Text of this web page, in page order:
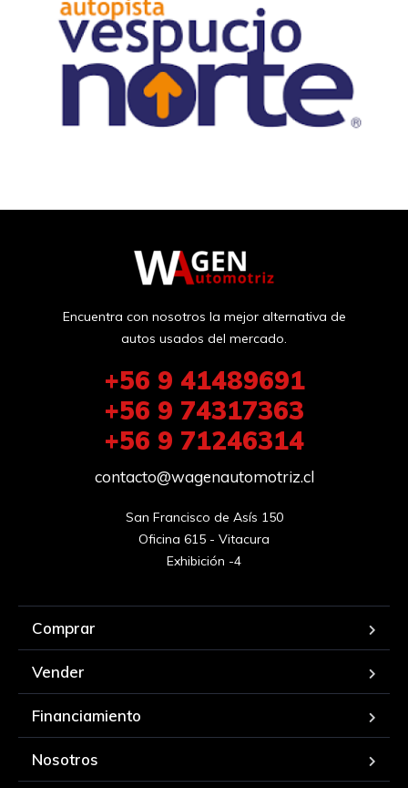
Encuentra con nosotros la mejor alternativa de
autos usados del mercado.
+56 9 41489691
+56 9 74317363
+56 9 71246314
contacto@wagenautomotriz.cl
San Francisco de Asís 150
Oficina 615 - Vitacura
Exhibición -4
Comprar
Vender
Financiamiento
Nosotros